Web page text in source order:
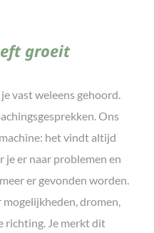
groeit
vast weleens gehoord.
Ons
het vindt altijd
je er naar problemen en
er gevonden worden.
dromen,
richting. Je merkt dit